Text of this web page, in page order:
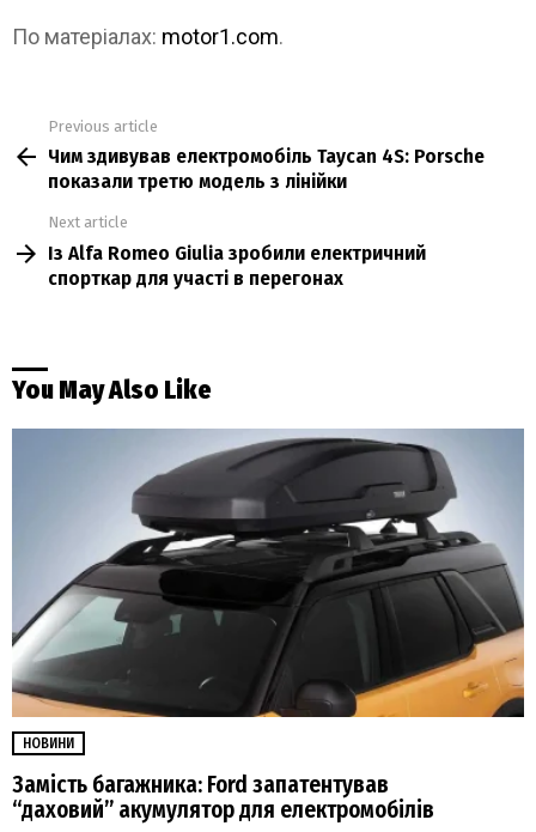
По матеріалах: motor1.com.
more
Previous article
Чим здивував електромобіль Taycan 4S: Porsche
показали третю модель з лінійки
Next article
Із Alfa Romeo Giulia зробили електричний
спорткар для участі в перегонах
You May Also Like
НОВИНИ
Замість багажника: Ford запатентував
“даховий” акумулятор для електромобілів